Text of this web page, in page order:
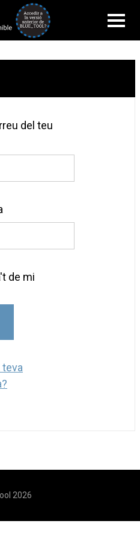
Accedir a la
del teu
de mi
teva
2026